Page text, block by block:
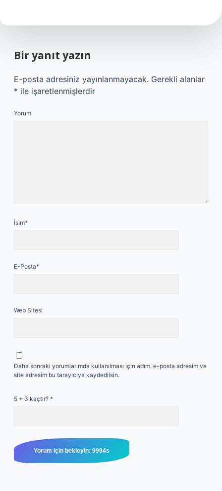
Bir yanıt yazın
E-posta adresiniz yayınlanmayacak. Gerekli alanlar
* ile işaretlenmişlerdir
Yorum
İsim*
E-Posta*
Web Sitesi
Daha sonraki yorumlarımda kullanılması için adım, e-posta adresim ve
site adresim bu tarayıcıya kaydedilsin.
5 + 3 kaçtır? *